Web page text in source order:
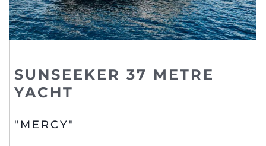
SUNSEEKER 37 METRE
YACHT
"MERCY"